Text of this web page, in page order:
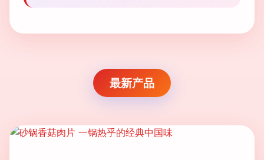
最新产品